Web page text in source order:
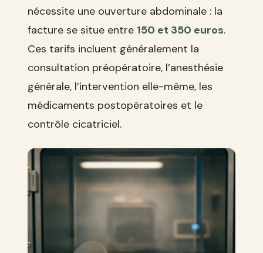
nécessite une ouverture abdominale : la
facture se situe entre 150 et 350 euros.
Ces tarifs incluent généralement la
consultation préopératoire, l’anesthésie
générale, l’intervention elle-même, les
médicaments postopératoires et le
contrôle cicatriciel.